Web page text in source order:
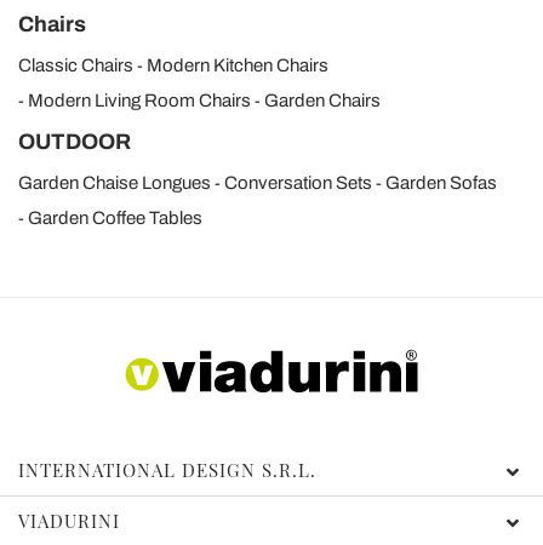
Chairs
Classic Chairs
Modern Kitchen Chairs
Modern Living Room Chairs
Garden Chairs
OUTDOOR
Garden Chaise Longues Conversation Sets
Garden Sofas
Garden Coffee Tables
INTERNATIONAL DESIGN S.R.L.
VIADURINI